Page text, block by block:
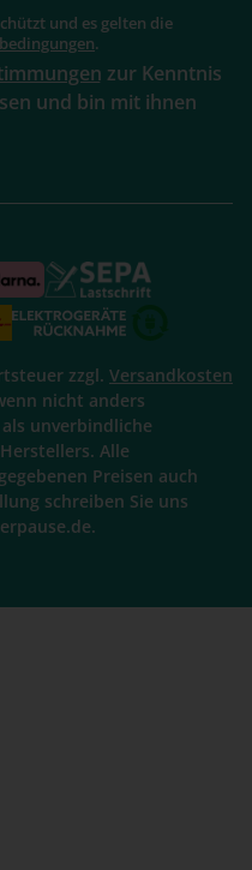
und es gelten die
.
zur Kenntnis
und bin mit ihnen
zzgl. Versandkosten
nicht anders
unverbindliche
Alle
Preisen auch
schreiben Sie uns